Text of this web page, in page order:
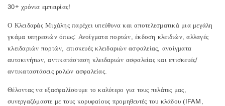
30+ χρόνια εμπειρίας!
Ο Κλειδαράς Μιχάλης παρέχει υπεύθυνα και αποτελεσματικά μια μεγάλη
γκάμα υπηρεσιών όπως: Ανοίγματα πορτών, έκδοση κλειδιών, αλλαγές
κλειδαριών πορτών, επισκευές κλειδαριών ασφαλείας, ανοίγματα
αυτοκινήτων, αντικατάσταση κλειδαριών ασφαλείας και επισκευές/
αντικαταστάσεις ρολών ασφαλείας.
Θέλοντας να εξασφαλίσουμε το καλύτερο για τους πελάτες μας,
συνεργαζόμαστε με τους κορυφαίους προμηθευτές του κλάδου (IFAM,